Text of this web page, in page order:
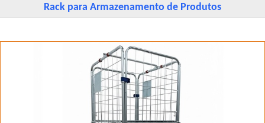
Rack para Armazenamento de Produtos